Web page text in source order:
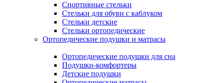
Спортивные стельки
Стельки для обуви с каблуком
Стельки детские
Стельки ортопедические
Ортопедические подушки и матрасы
Ортопедические подушки для сна
Подушки-комфортеры
Детские подушки